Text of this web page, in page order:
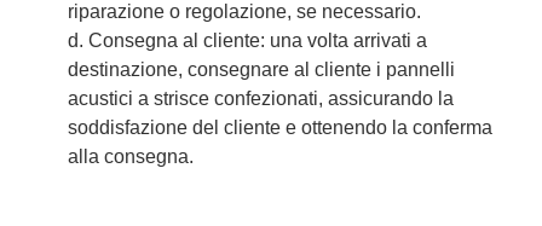
riparazione o regolazione, se necessario.
d. Consegna al cliente: una volta arrivati a
destinazione, consegnare al cliente i pannelli
acustici a strisce confezionati, assicurando la
soddisfazione del cliente e ottenendo la conferma
alla consegna.